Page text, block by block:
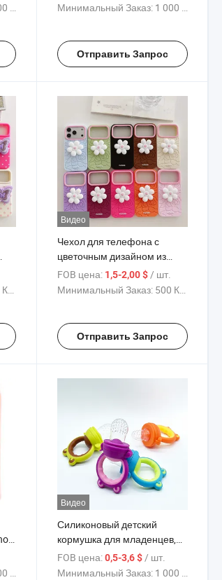
3D дизайн, мягкий чехол с
продажа от производителя
Минимальный Заказ: 1 000 Куски
Отправить Запрос
с
Видео
Чехол для телефона с
цветочным дизайном из
силикона для iPhone 17 PRO
Max, 3D с тиснением и
оптовая продажа различных
цветов
FOB цена: 1,5-2,00 $/ шт.
Минимальный Заказ: 500 Куски
Отправить Запрос
Видео
Силиконовый детский
кормушка для младенцев,
облегчает кормление,
стандарт LFGB
FOB цена: 0,5-3,6 $ / шт.
Минимальный Заказ: 1 000 Куски